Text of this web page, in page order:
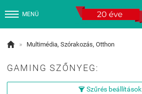
MENÜ
 » Multimédia, Szórakozás, Otthon
GAMING SZŐNYEG:
 Szűrés beállítások